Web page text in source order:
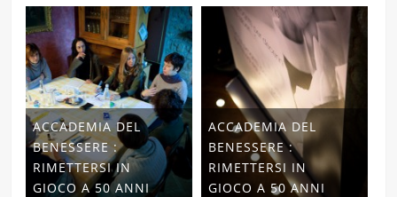
ACCADEMIA DEL
BENESSERE :
RIMETTERSI IN
GIOCO A 50 ANNI
ACCADEMIA DEL
BENESSERE :
RIMETTERSI IN
GIOCO A 50 ANNI